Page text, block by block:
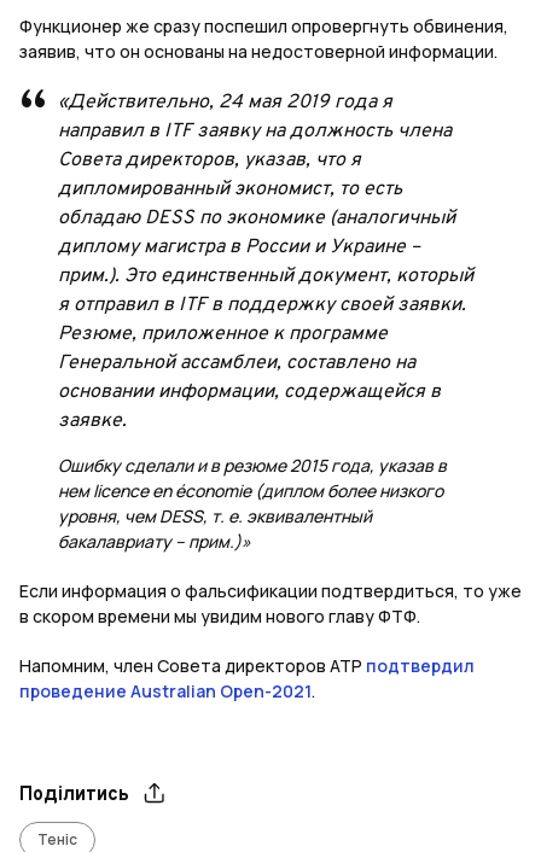
Функционер же сразу поспешил опровергнуть обвинения,
заявив, что он основаны на недостоверной информации.
«Действительно, 24 мая 2019 года я
направил в ITF заявку на должность члена
Совета директоров, указав, что я
дипломированный экономист, то есть
обладаю DESS по экономике (аналогичный
диплому магистра в России и Украине –
прим.). Это единственный документ, который
я отправил в ITF в поддержку своей заявки.
Резюме, приложенное к программе
Генеральной ассамблеи, составлено на
основании информации, содержащейся в
заявке.
Ошибку сделали и в резюме 2015 года, указав в
нем licence en économie (диплом более низкого
уровня, чем DESS, т. е. эквивалентный
бакалавриату – прим.)»
Если информация о фальсификации подтвердиться, то уже
в скором времени мы увидим нового главу ФТФ.
Напомним, член Совета директоров АТР подтвердил
проведение Australian Open-2021.
Поділитись
Теніс